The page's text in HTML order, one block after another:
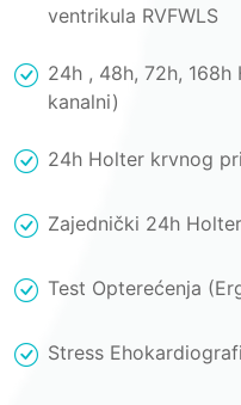
ventrikula RVFWLS
24h , 48h, 72h,
kanalni)
24h Holter krvnog
Zajednički 24h
Test Opterećenja
Stress